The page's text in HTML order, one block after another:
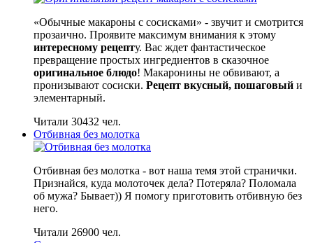
«Обычные макароны с сосисками» - звучит и смотрится
прозаично. Проявите максимум внимания к этому
интересному рецепту. Вас ждет фантастическое
превращение простых ингредиентов в сказочное
оригинальное блюдо! Макаронины не обвивают, а
пронизывают сосиски. Рецепт вкусный, пошаговый и
элементарный.
Читали 30432 чел.
Отбивная без молотка
Отбивная без молотка - вот наша темя этой странички.
Признайся, куда молоточек дела? Потеряла? Поломала
об мужа? Бывает)) Я помогу приготовить отбивную без
него.
Читали 26900 чел.